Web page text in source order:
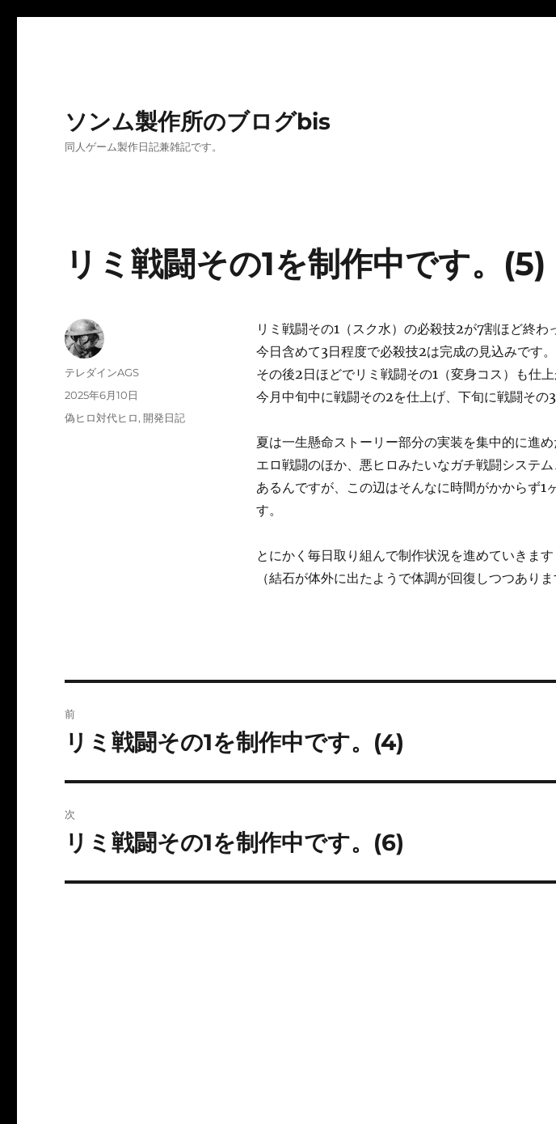
ソンム製作所のブログbis
同人ゲーム製作日記兼雑記です。
リミ戦闘その1を制作中です。(5)
リミ戦闘その1（スク水）の必殺技2が7割ほど終わ
今日含めて3日程度で必殺技2は完成の見込みです。
その後2日ほどでリミ戦闘その1（変身コス）も仕上
今月中旬中に戦闘その2を仕上げ、下旬に戦闘その
夏は一生懸命ストーリー部分の実装を集中的に進め
エロ戦闘のほか、悪ヒロみたいなガチ戦闘システ
あるんですが、この辺はそんなに時間がかからず1
す。
とにかく毎日取り組んで制作状況を進めていきます
（結石が体外に出たようで体調が回復しつつありま
投
テレダインAGS
投
稿
2025年6月10日
カ
偽ヒロ対代ヒロ, 開発日記
稿
ゲ
前
前
投
稿:
リミ戦闘その1を制作中です。(4)
次
次
投
リミ戦闘その1を制作中です。(6)